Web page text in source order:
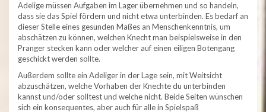
Adelige müssen Aufgaben im Lager übernehmen und so handeln,
dass sie das Spiel fördern und nicht etwa unterbinden. Es bedarf an
dieser Stelle eines gesunden Maßes an Menschenkenntnis, um
abschätzen zu können, welchen Knecht man beispielsweise in den
Pranger stecken kann oder welcher auf einen eiligen Botengang
geschickt werden sollte.
Außerdem sollte ein Adeliger in der Lage sein, mit Weitsicht
abzuschätzen, welche Vorhaben der Knechte du unterbinden
kannst und/oder solltest und welche nicht. Beide Seiten wünschen
sich ein konsequentes, aber auch für alle in Spielspaß